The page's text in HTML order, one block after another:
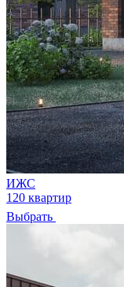
ИЖС
120 квартир
Выбрать